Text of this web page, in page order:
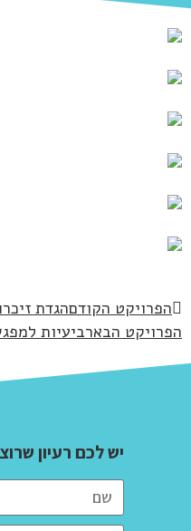
הפרויקט הקודםהגדת
הבארביעיות
יש לכם רעיון